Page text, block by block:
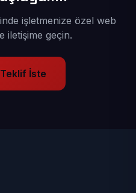
işletmenize özel web
iletişime geçin.
İste